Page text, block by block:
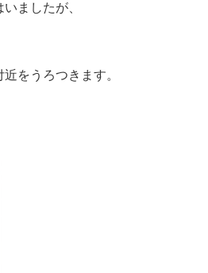
ましたが、
をうろつきます。